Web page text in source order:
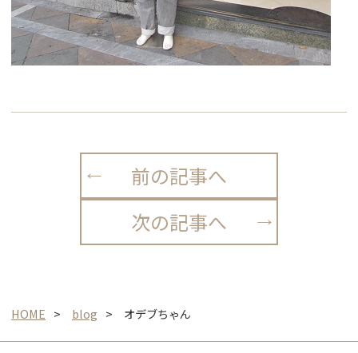
前の記事へ
次の記事へ
HOME blog オデブちゃん